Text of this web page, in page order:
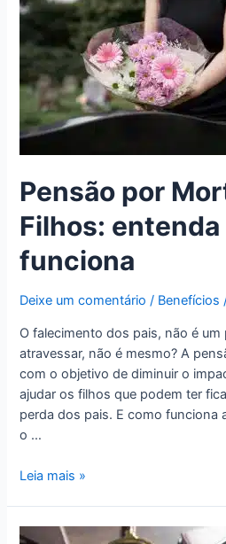
Pensão por
Filhos:
funciona
Deixe um comentário / Benefícios
O falecimento dos pais, não é
atravessar, não é mesmo? A
com o objetivo de diminuir o
ajudar os filhos que podem ter
perda dos pais. E como funciona
o …
Leia mais »